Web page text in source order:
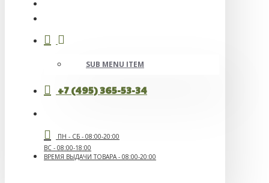
SUB MENU ITEM
+7 (495) 365-53-34
ПН - СБ - 08:00-20:00
ВС - 08:00-18:00
ВРЕМЯ ВЫДАЧИ ТОВАРА - 08:00-20:00